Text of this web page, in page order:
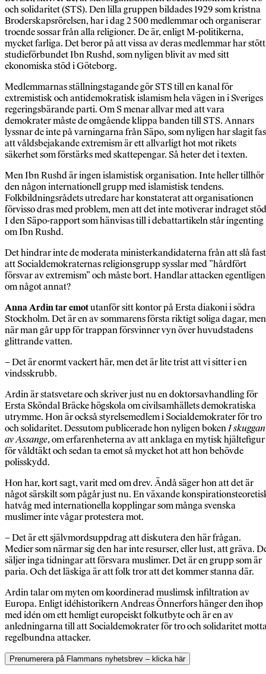
och solidaritet (STS). Den lilla gruppen bildades 1929 som kristna
Broderskapsrörelsen, har i dag 2 500 medlemmar och organiserar
troende sossar från alla religioner. De är, enligt M-politikerna,
mycket farliga. Det beror på att vissa av deras medlemmar har stött
studieförbundet Ibn Rushd, som nyligen blivit av med sitt
ekonomiska stöd i Göteborg.
Medlemmarnas ställningstagande gör STS till en kanal för
extremistisk och antidemokratisk islamism hela vägen in i Sveriges
regeringsbärande parti. Om S menar allvar med att vara
demokrater måste de omgående klippa banden till STS. Annars
lyssnar de inte på varningarna från Säpo, som nyligen har slagit
att våldsbejakande extremism är ett allvarligt hot mot rikets
säkerhet som förstärks med skattepengar. Så heter det i texten.
Men Ibn Rushd är ingen islamistisk organisation. Inte heller tillhör
den någon internationell grupp med islamistisk tendens.
Folkbildningsrådets utredare har konstaterat att organisationen
förvisso dras med problem, men att det inte motiverar indraget
I den Säpo-rapport som hänvisas till i debattartikeln står ingenting
om Ibn Rushd.
Det hindrar inte de moderata ministerkandidaterna från att slå fast
att Socialdemokraternas religionsgrupp sysslar med ”hårdfört
försvar av extremism” och måste bort. Handlar attacken egentligen
om något annat?
Anna Ardin tar emotutanför sitt kontor på Ersta diakoni i södra
Stockholm. Det är en av sommarens första riktigt soliga dagar, men
när man går upp för trappan försvinner vyn över huvudstadens
glittrande vatten.
– Det är enormt vackert här, men det är lite trist att vi sitter i en
vindsskrubb.
Ardin är statsvetare och skriver just nu en doktorsavhandling för
Ersta Sköndal Bräcke högskola om civilsamhällets demokratiska
utrymme. Hon är också styrelsemedlem i Socialdemokrater för tro
och solidaritet. Dessutom publicerade hon nyligen bokenI skuggan
av Assange, om erfarenheterna av att anklaga en mytisk hjältefigur
för våldtäkt och sedan ta emot så mycket hot att hon behövde
polisskydd.
Hon har, kort sagt, varit med om drev. Ändå säger hon att det är
något särskilt som pågår just nu. En växande
hatvåg med internationella kopplingar som många svenska
muslimer inte vågar protestera mot.
– Det är ett självmordsuppdrag att diskutera den här frågan.
Medier som närmar sig den har inte resurser, eller lust, att gräva.
säljer inga tidningar att försvara muslimer. Det är en grupp som är
paria. Och det läskiga är att folk tror att det kommer stanna där.
Ardin talar om myten om koordinerad muslimsk infiltration av
Europa. Enligt idéhistorikern Andreas Önnerfors hänger den ihop
med idén om ett hemligt europeiskt folkutbyte och är en av
anledningarna till att Socialdemokrater för tro och solidaritet
regelbundna attacker.
Prenumerera på Flammans nyhetsbrev – klicka här